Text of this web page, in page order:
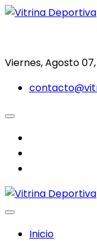
Saltar
Viernes, Agosto
Inicio